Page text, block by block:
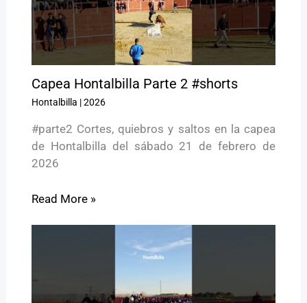
Capea Hontalbilla Parte 2 #shorts
Hontalbilla |2026
#parte2 Cortes, quiebros y saltos en la capea
de Hontalbilla del sábado 21 de febrero de
2026
Read More »